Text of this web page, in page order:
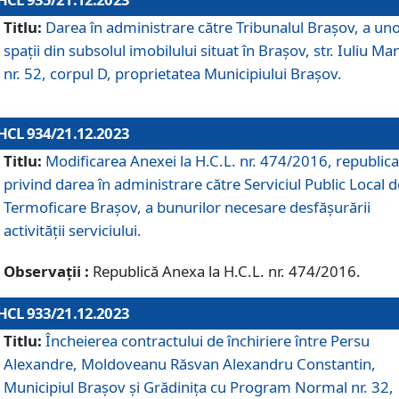
Titlu: Darea în administrare către Tribunalul Brașov, a
spații din subsolul imobilului situat în Brașov, str. Iuliu
nr. 52, corpul D, proprietatea Municipiului Brașov.
934/21.12.2023
Titlu: Modificarea Anexei la H.C.L. nr. 474/2016,
privind darea în administrare către Serviciul Public Local
Termoficare Braşov, a bunurilor necesare desfăşurării
activităţii serviciului.
Observații : Republică Anexa la H.C.L. nr. 474/2016.
933/21.12.2023
Titlu: Încheierea contractului de închiriere între Persu
Alexandre, Moldoveanu Răsvan Alexandru Constantin,
Municipiul Braşov şi Grădinița cu Program Normal nr. 32,